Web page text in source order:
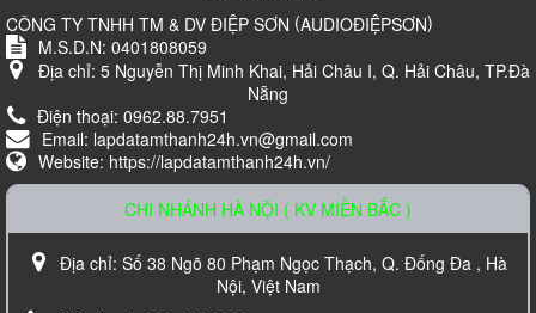
Loa Karaoke Nanomax JB-625
Liên hệ
CÔNG TY TNHH TM & DV ĐIỆP SƠN (AUDIOĐIỆPSƠN)
M.S.D.N: 0401808059
Địa chỉ: 5 Nguyễn Thị Minh Khai, Hải Châu I, Q. Hải Châu, TP.Đà
Nẵng
Điện thoại: 0962.88.7951
Email: lapdatamthanh24h.vn@gmail.com
Website: https://lapdatamthanh24h.vn/
CHI NHÁNH HÀ NỘI ( KV MIỀN BẮC )
Địa chỉ: Số 38 Ngõ 80 Phạm Ngọc Thạch, Q. Đống Đa , Hà
Nội, Việt Nam